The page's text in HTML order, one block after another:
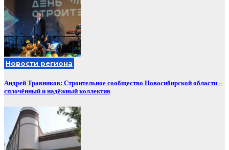
Новости региона
Андрей Травников: Строительное сообщество Новосибирской области –
сплочённый и надёжный коллектив